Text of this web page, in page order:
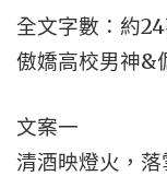
全文字數：約
傲嬌高校男神&
文案一
清酒映燈火，落